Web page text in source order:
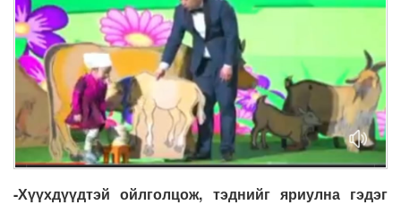
-Хүүхдүүдтэй ойлголцож, тэднийг яриулна гэдэг